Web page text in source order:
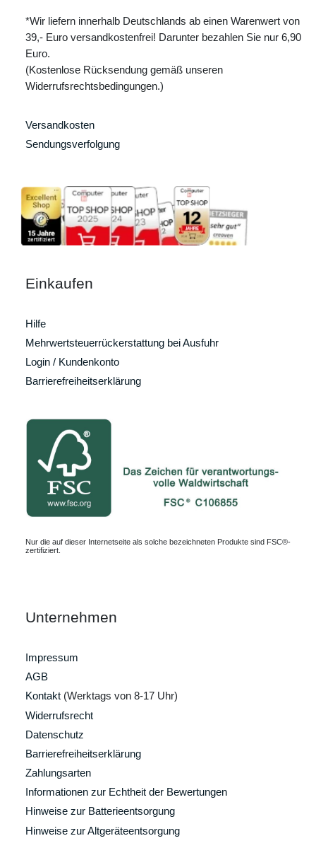
*Wir liefern innerhalb Deutschlands ab einen Warenwert von
39,- Euro versandkostenfrei! Darunter bezahlen Sie nur 6,90
Euro.
(Kostenlose Rücksendung gemäß unseren
Widerrufsrechtsbedingungen.)
Versandkosten
Sendungsverfolgung
Einkaufen
Hilfe
Mehrwertsteuerrückerstattung bei Ausfuhr
Login / Kundenkonto
Barrierefreiheitserklärung
Nur die auf dieser Internetseite als solche bezeichneten Produkte sind FSC®-
zertifiziert.
Unternehmen
Impressum
AGB
Kontakt (Werktags von 8-17 Uhr)
Widerrufsrecht
Datenschutz
Barrierefreiheitserklärung
Zahlungsarten
Informationen zur Echtheit der Bewertungen
Hinweise zur Batterieentsorgung
Hinweise zur Altgeräteentsorgung